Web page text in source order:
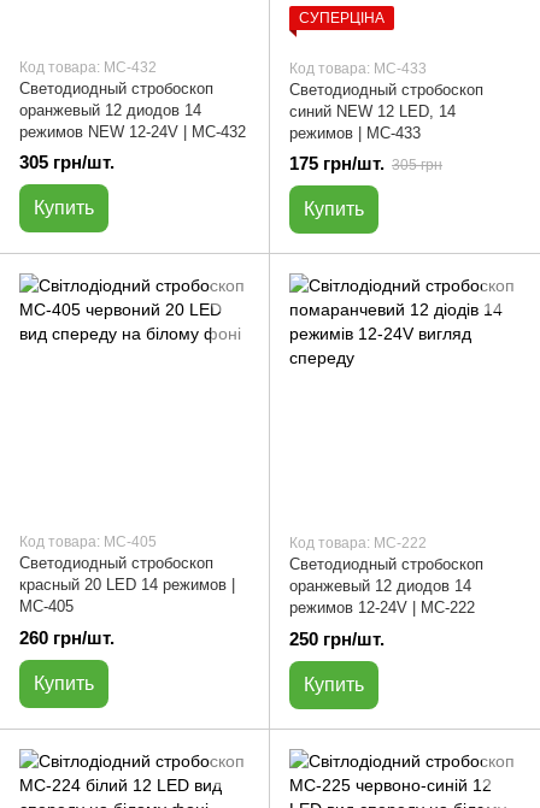
Код товара: МС-432
Светодиодный стробоскоп
оранжевый 12 диодов 14
режимов NEW 12-24V | МС-432
305 грн/шт.
Купить
СУПЕРЦІНА
Код товара: МС-433
Светодиодный стробоскоп
синий NEW 12 LED, 14
режимов | МС-433
175 грн/шт. 305 грн
Купить
Код товара: МС-405
Светодиодный стробоскоп
красный 20 LED 14 режимов |
МС-405
260 грн/шт.
Купить
Код товара: МС-222
Светодиодный стробоскоп
оранжевый 12 диодов 14
режимов 12-24V | МС-222
250 грн/шт.
Купить